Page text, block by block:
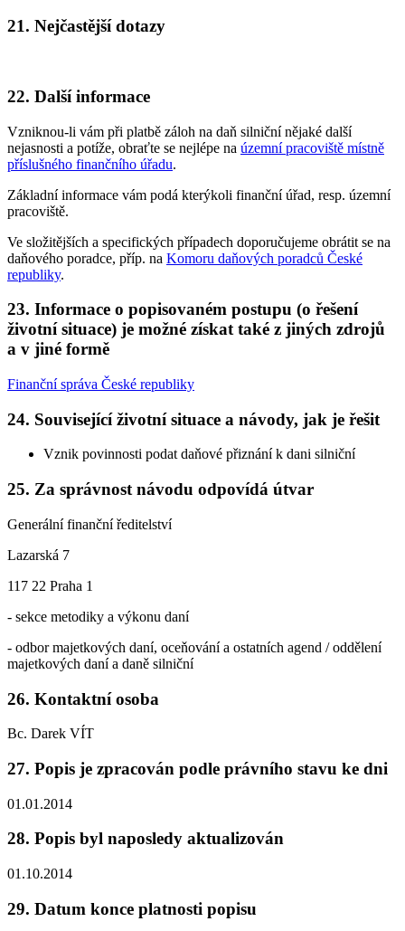
21. Nejčastější dotazy
22. Další informace
Vzniknou-li vám při platbě záloh na daň silniční nějaké další
nejasnosti a potíže, obraťte se nejlépe na územní pracoviště místně
příslušného finančního úřadu.
Základní informace vám podá kterýkoli finanční úřad, resp. územní
pracoviště.
Ve složitějších a specifických případech doporučujeme obrátit se na
daňového poradce, příp. na Komoru daňových poradců České
republiky.
23. Informace o popisovaném postupu (o řešení
životní situace) je možné získat také z jiných zdrojů
a v jiné formě
Finanční správa České republiky
24. Související životní situace a návody, jak je řešit
Vznik povinnosti podat daňové přiznání k dani silniční
25. Za správnost návodu odpovídá útvar
Generální finanční ředitelství
Lazarská 7
117 22 Praha 1
- sekce metodiky a výkonu daní
- odbor majetkových daní, oceňování a ostatních agend / oddělení
majetkových daní a daně silniční
26. Kontaktní osoba
Bc. Darek VÍT
27. Popis je zpracován podle právního stavu ke dni
01.01.2014
28. Popis byl naposledy aktualizován
01.10.2014
29. Datum konce platnosti popisu